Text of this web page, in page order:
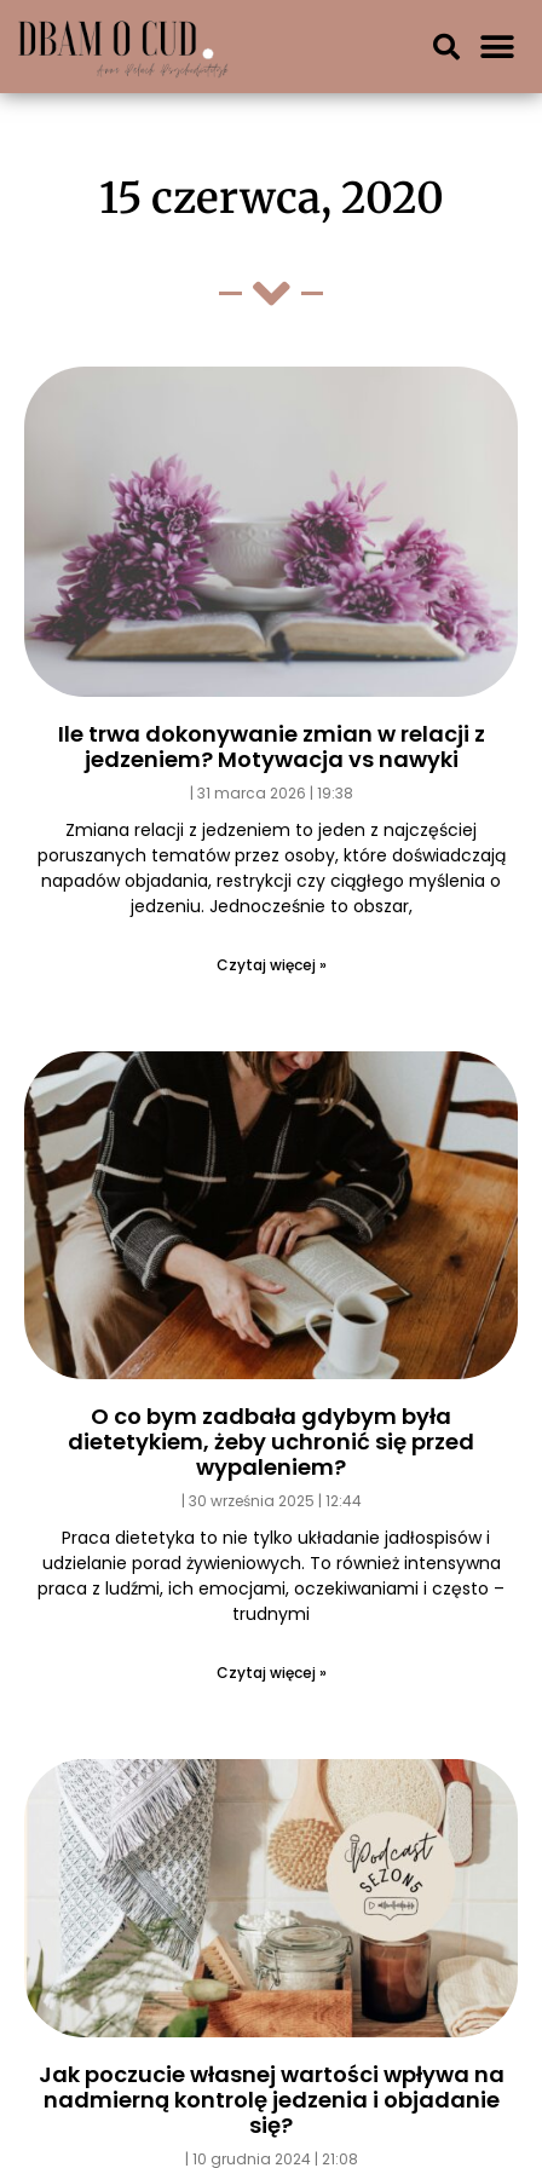
15 czerwca, 2020
Ile trwa dokonywanie zmian w relacji z
jedzeniem? Motywacja vs nawyki
31 marca 2026 19:38
Zmiana relacji z jedzeniem to jeden z najczęściej
poruszanych tematów przez osoby, które doświadczają
napadów objadania, restrykcji czy ciągłego myślenia o
jedzeniu. Jednocześnie to obszar,
Czytaj więcej »
O co bym zadbała gdybym była
dietetykiem, żeby uchronić się przed
wypaleniem?
30 września 2025 12:44
Praca dietetyka to nie tylko układanie jadłospisów i
udzielanie porad żywieniowych. To również intensywna
praca z ludźmi, ich emocjami, oczekiwaniami i często –
trudnymi
Czytaj więcej »
Jak poczucie własnej wartości wpływa na
nadmierną kontrolę jedzenia i objadanie
się?
10 grudnia 2024 21:08